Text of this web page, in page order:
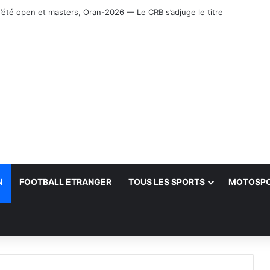
open et masters, Oran-2026 — Le CRB s’adjuge le titre
FOOTBALL ETRANGER TOUS LES SPORTS